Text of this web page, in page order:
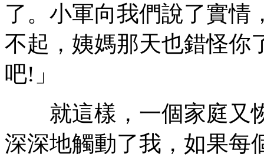
了。小軍向我們說了實情
不起，姨媽那天也錯怪你
吧!」
就這樣，一個家庭又
深深地觸動了我，如果每